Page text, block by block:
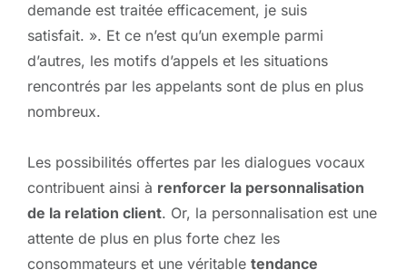
demande est traitée efficacement, je suis
satisfait. ». Et ce n’est qu’un exemple parmi
d’autres, les motifs d’appels et les situations
rencontrés par les appelants sont de plus en plus
nombreux.
Les possibilités offertes par les dialogues vocaux
contribuent ainsi à renforcer la personnalisation
de la relation client. Or, la personnalisation est une
attente de plus en plus forte chez les
consommateurs et une véritable tendance